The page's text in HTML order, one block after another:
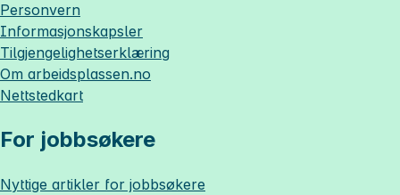
Personvern
Informasjonskapsler
Tilgjengelighetserklæring
Om arbeidsplassen.no
Nettstedkart
For jobbsøkere
Nyttige artikler for jobbsøkere